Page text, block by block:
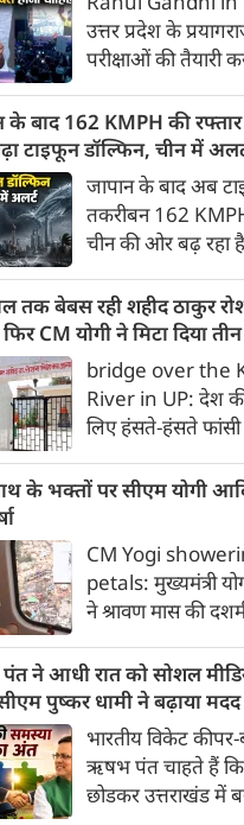
उत्तर प्रदेश के
परीक्षाओं की तैयारी
कांग्रेस नेता राहुल
मोदी सरकार पर तीखा
'छात्रों की गूंज'
भारी बारिश और
उमड़े युवाओं के हुजूम
करते हुए राहुल गांधी
में युवाओं के रोजगार
प्रमुख रास्ते बंद कर
के बाद 162 KMPH की
टाइफून डॉल्फिन, चीन में
उड़ानें रद्दजापान के बाद अब
तकरीबन 162
चीन की ओर बढ़ रहा
चीन में अलर्ट जारी
के बंदरगाह बंद कर
की छुट्टियां घोषित
उड़ानें रद्द कर दी गई
कई लोग इस तूफान से
तक बेबस रही शहीद ठाकुर
CM योगी ने मिटा दिया
bridge over the
River in UP: देश
लिए हंसते-हंसते फांसी
रोशन सिंह की
मुख्यधारा से कटे रहने
रही। जिस गांव की
ऐसा वीर सपूत दिया,
तीन पीढ़ियां हर साल
में दुनिया से कट जाने
झेलती रहीं।
के भक्तों पर सीएम योगी
CM Yogi
petals: मुख्यमंत्री
ने श्रावण मास की
बरसाए।
रामायण सीरियल में
भूमिका निभाने वाले
अरुण गोविल समेत
जनप्रतिनिधियों ने
देते हुए शिवभक्त कांवड़
ने आधी रात को सोशल
पुष्‍कर धामी ने बढ़ाया
भारतीय विकेट
ऋषभ पंत चाहते हैं कि
छोडकर उत्तराखंड में